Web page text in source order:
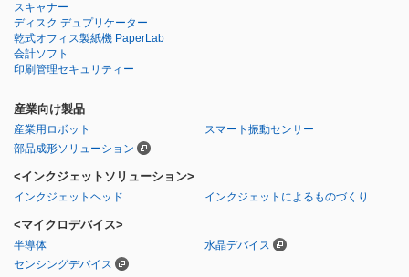
スキャナー
ディスク デュプリケーター
乾式オフィス製紙機 PaperLab
会計ソフト
印刷管理セキュリティー
産業向け製品
産業用ロボット
スマート振動センサー
部品成形ソリューション
<インクジェットソリューション>
インクジェットヘッド インクジェットによるものづくり
<マイクロデバイス>
半導体
水晶デバイス
センシングデバイス